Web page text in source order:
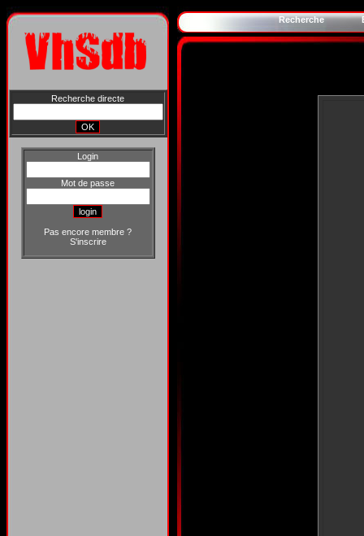
Recherche directe
Login
Mot de passe
Pas encore membre ?
S'inscrire
Recherche